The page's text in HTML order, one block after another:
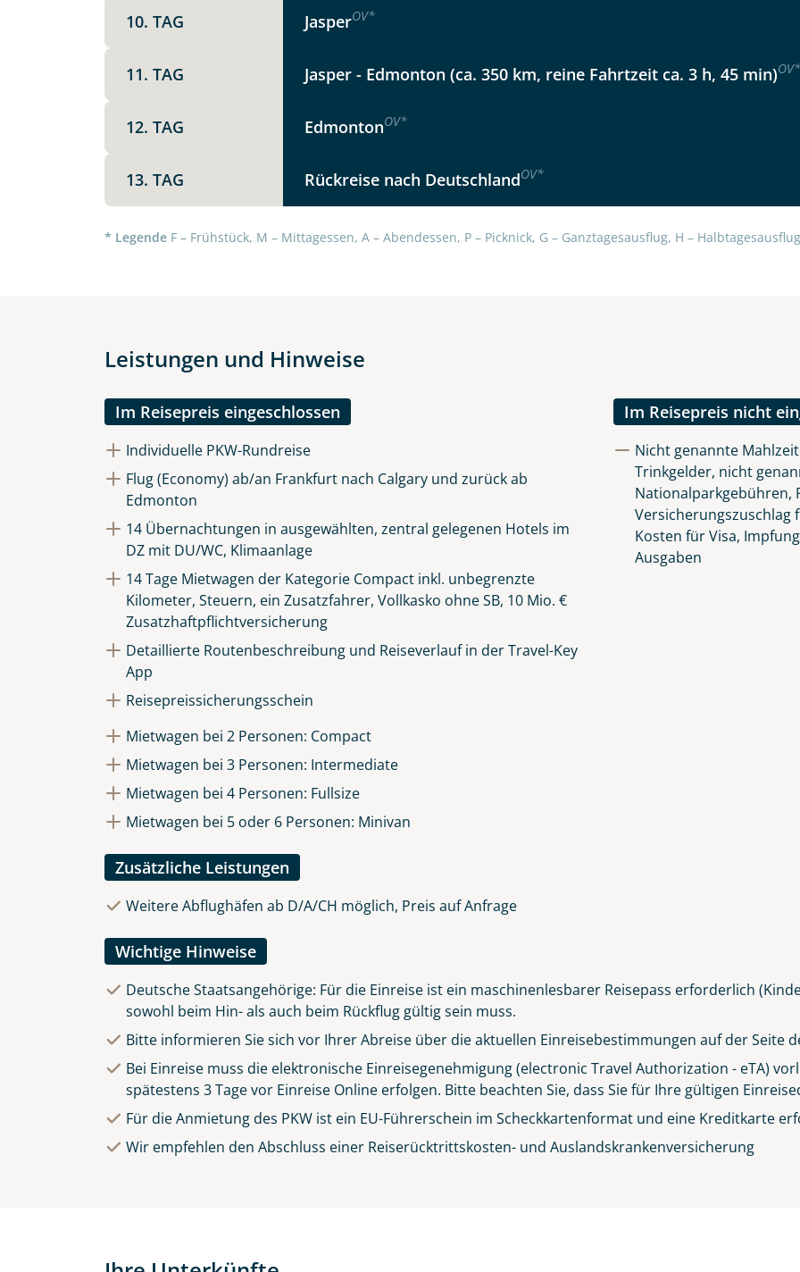
Telegram
Link kopieren
10. TAG JasperOV*
11. TAG Jasper - Edmonton (ca. 350 km, reine Fahrtzeit ca. 3 h, 45 min)OV*
12. TAG EdmontonOV*
13. TAG Rückreise nach DeutschlandOV*
* Legende F – Frühstück, M – Mittagessen, A – Abendessen, P – Picknick, G – Ganztagesausflug, H –
Leistungen und Hinweise
Im Reisepreis eingeschlossen
Individuelle PKW-Rundreise
Flug (Economy) ab/an Frankfurt nach Calgary und zurück ab
Edmonton
14 Übernachtungen in ausgewählten, zentral gelegenen Hotels im
DZ mit DU/WC, Klimaanlage
14 Tage Mietwagen der Kategorie Compact inkl. unbegrenzte
Kilometer, Steuern, ein Zusatzfahrer, Vollkasko ohne SB, 10 Mio. €
Zusatzhaftpflichtversicherung
Detaillierte Routenbeschreibung und Reiseverlauf in der Travel-Key
App
Reisepreissicherungsschein
Mietwagen bei 2 Personen: Compact
Mietwagen bei 3 Personen: Intermediate
Mietwagen bei 4 Personen: Fullsize
Mietwagen bei 5 oder 6 Personen: Minivan
Im Reisepreis nicht
Nicht genannte
Trinkgelder, nicht
Nationalparkgebühren,
Versicherungszuschlag
Kosten für Visa,
Ausgaben
Zusätzliche Leistungen
Weitere Abflughäfen ab D/A/CH möglich, Preis auf Anfrage
Wichtige Hinweise
Deutsche Staatsangehörige: Für die Einreise ist ein maschinenlesbarer Reisepass erforderlich
sowohl beim Hin- als auch beim Rückflug gültig sein muss.
Bitte informieren Sie sich vor Ihrer Abreise über die aktuellen Einreisebestimmungen auf der Seite
Bei Einreise muss die elektronische Einreisegenehmigung (electronic Travel Authorization - eTA)
spätestens 3 Tage vor Einreise Online erfolgen. Bitte beachten Sie, dass Sie für Ihre gültigen
Für die Anmietung des PKW ist ein EU-Führerschein im Scheckkartenformat und eine Kreditkarte
Wir empfehlen den Abschluss einer Reiserücktrittskosten- und Auslandskrankenversicherung
Familienzimmer
Weitere Informationen
Datenschutz & Transparenz ist uns sehr wichtig!
Die Anfrage wird via SSL verschlüsselt an unseren Server geschickt. Mit Absenden des
Datenschutzerklärung
zur Kenntnis genommen und akzeptiert